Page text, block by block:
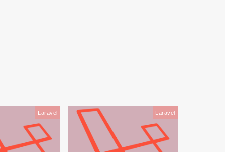
Laravel Laravel